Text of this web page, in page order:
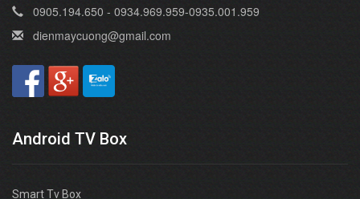
0905.194.650 - 0934.969.959-0935.001.959
dienmaycuong@gmail.com
Android TV Box
Smart Tv Box